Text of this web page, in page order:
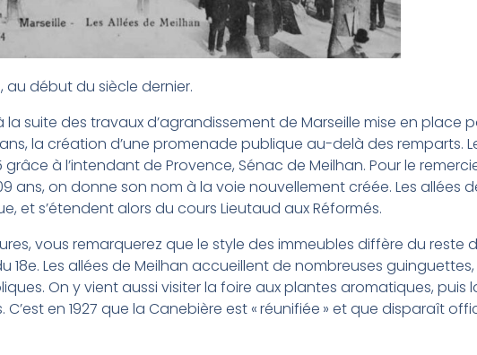
au début du siècle dernier.
suite des travaux d’agrandissement de Marseille mise en place
la création d’une promenade publique au-delà des remparts.
à l’intendant de Provence, Sénac de Meilhan. Pour le
ans, on donne son nom à la voie nouvellement créée. Les allées
et s’étendent alors du cours Lieutaud aux Réformés.
vous remarquerez que le style des immeubles diffère du reste
Les allées de Meilhan accueillent de nombreuses
On y vient aussi visiter la foire aux plantes aromatiques, puis
C’est en 1927 que la Canebière est « réunifiée » et que disparaît